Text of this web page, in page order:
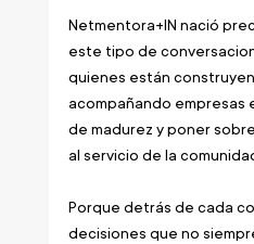
Netmentora+IN nació
este tipo de
quienes están
acompañando empresas
de madurez y poner
al servicio de la
Porque detrás de cada
decisiones que no